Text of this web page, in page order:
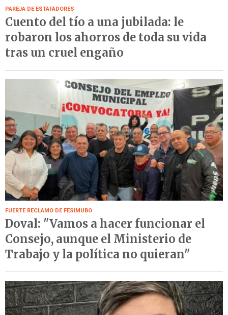
PAREJA DE ESTAFADORES
Cuento del tío a una jubilada: le
robaron los ahorros de toda su vida
tras un cruel engaño
FUERTE RECLAMO DE FESIMUBO
Doval: "Vamos a hacer funcionar el
Consejo, aunque el Ministerio de
Trabajo y la política no quieran"